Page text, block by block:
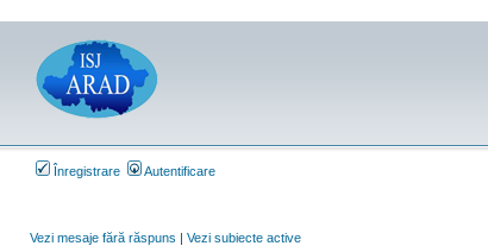
Înregistrare Autentificare
Vezi mesaje fără răspuns | Vezi subiecte active